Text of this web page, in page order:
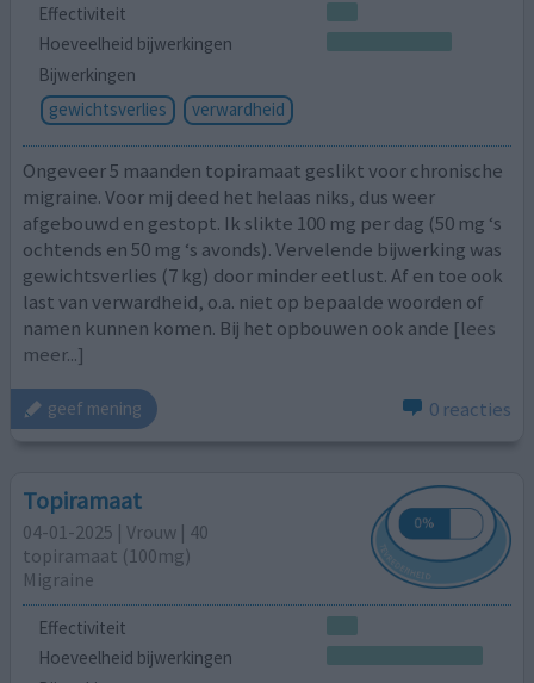
Effectiviteit
Hoeveelheid bijwerkingen
Bijwerkingen
gewichtsverlies
verwardheid
Ongeveer 5 maanden topiramaat geslikt voor chronische
migraine. Voor mij deed het helaas niks, dus weer
afgebouwd en gestopt. Ik slikte 100 mg per dag (50 mg ‘s
ochtends en 50 mg ‘s avonds). Vervelende bijwerking was
gewichtsverlies (7 kg) door minder eetlust. Af en toe ook
last van verwardheid, o.a. niet op bepaalde woorden of
namen kunnen komen. Bij het opbouwen ook ande [lees
meer...]
geef mening 0 reacties
Topiramaat
04-01-2025 | Vrouw | 40
topiramaat (100mg)
Migraine
Effectiviteit
Hoeveelheid bijwerkingen